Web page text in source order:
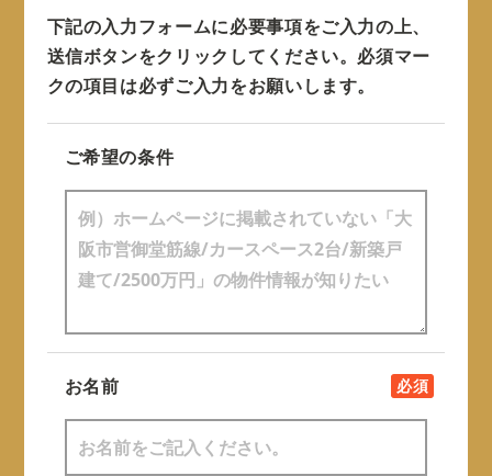
下記の入力フォームに必要事項をご入力の上、
送信ボタンをクリックしてください。 必須マー
クの項目は必ずご入力をお願いします。
ご希望の条件
お名前 必須